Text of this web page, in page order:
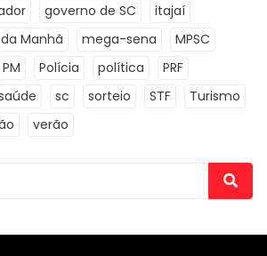
governo de SC
itajaí
Manhã mega-sena
MPSC
PM Polícia política
PRF
sc sorteio STF
Turismo
verão